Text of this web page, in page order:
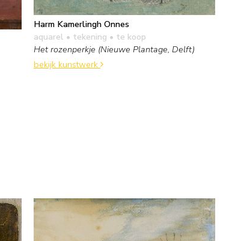
Harm Kamerlingh Onnes
aquarel • tekening • te koop
Het rozenperkje (Nieuwe Plantage, Delft)
bekijk kunstwerk